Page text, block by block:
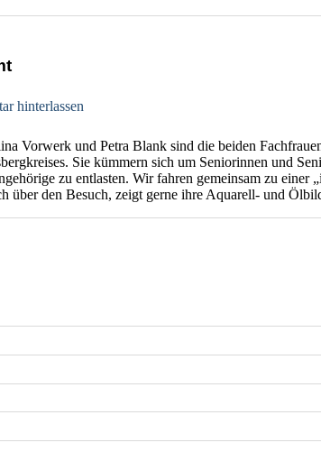
hinterlassen
Vorwerk und Petra Blank sind die beiden
Sie kümmern sich um Seniorinnen und
zu entlasten. Wir fahren gemeinsam zu
über den Besuch, zeigt gerne ihre Aquarell- und